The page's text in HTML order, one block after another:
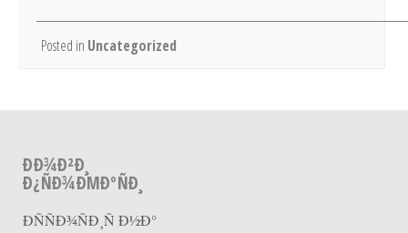
Posted in Uncategorized
ÐÐ¾Ð²Ð¸
Ð¿ÑÐ¾ÐΜÐºÑÐ¸
ÐÑÑÐ¾ÑÐ¸Ñ Ð½Ð°